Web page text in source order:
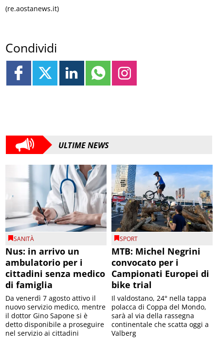
(re.aostanews.it)
Condividi
ULTIME NEWS
SANITÀ
Nus: in arrivo un
ambulatorio per i
cittadini senza medico
di famiglia
Da venerdì 7 agosto attivo il
nuovo servizio medico, mentre
il dottor Gino Sapone si è
detto disponibile a proseguire
nel servizio ai cittadini
SPORT
MTB: Michel Negrini
convocato per i
Campionati Europei di
bike trial
Il valdostano, 24° nella tappa
polacca di Coppa del Mondo,
sarà al via della rassegna
continentale che scatta oggi a
Valberg